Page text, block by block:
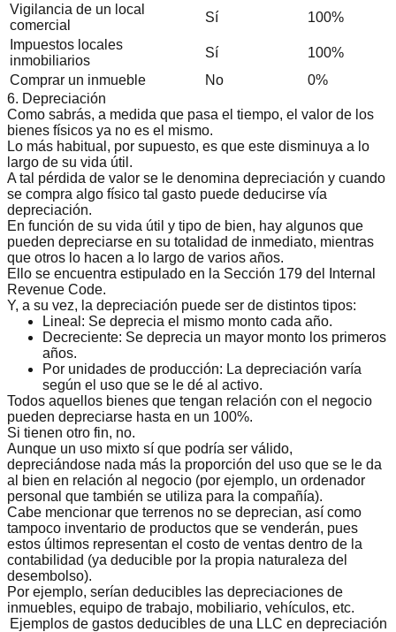
Vigilancia de un local
comercial
Sí
100%
Impuestos locales
inmobiliarios
Sí
100%
Comprar un inmueble
No 0%
6. Depreciación
Como sabrás, a medida que pasa el tiempo, el valor de los
bienes físicos ya no es el mismo.
Lo más habitual, por supuesto, es que este disminuya a lo
largo de su vida útil.
A tal pérdida de valor se le denomina depreciación y cuando
se compra algo físico tal gasto puede deducirse vía
depreciación.
En función de su vida útil y tipo de bien, hay algunos que
pueden depreciarse en su totalidad de inmediato, mientras
que otros lo hacen a lo largo de varios años.
Ello se encuentra estipulado en la Sección 179 del Internal
Revenue Code.
Y, a su vez, la depreciación puede ser de distintos tipos:
Lineal: Se deprecia el mismo monto cada año.
Decreciente: Se deprecia un mayor monto los primeros
años.
Por unidades de producción: La depreciación varía
según el uso que se le dé al activo.
Todos aquellos bienes que tengan relación con el negocio
pueden depreciarse hasta en un 100%.
Si tienen otro fin, no.
Aunque un uso mixto sí que podría ser válido,
depreciándose nada más la proporción del uso que se le da
al bien en relación al negocio (por ejemplo, un ordenador
personal que también se utiliza para la compañía).
Cabe mencionar que terrenos no se deprecian, así como
tampoco inventario de productos que se venderán, pues
estos últimos representan el costo de ventas dentro de la
contabilidad (ya deducible por la propia naturaleza del
desembolso).
Por ejemplo, serían deducibles las depreciaciones de
inmuebles, equipo de trabajo, mobiliario, vehículos, etc.
Ejemplos de gastos deducibles de una LLC en depreciación